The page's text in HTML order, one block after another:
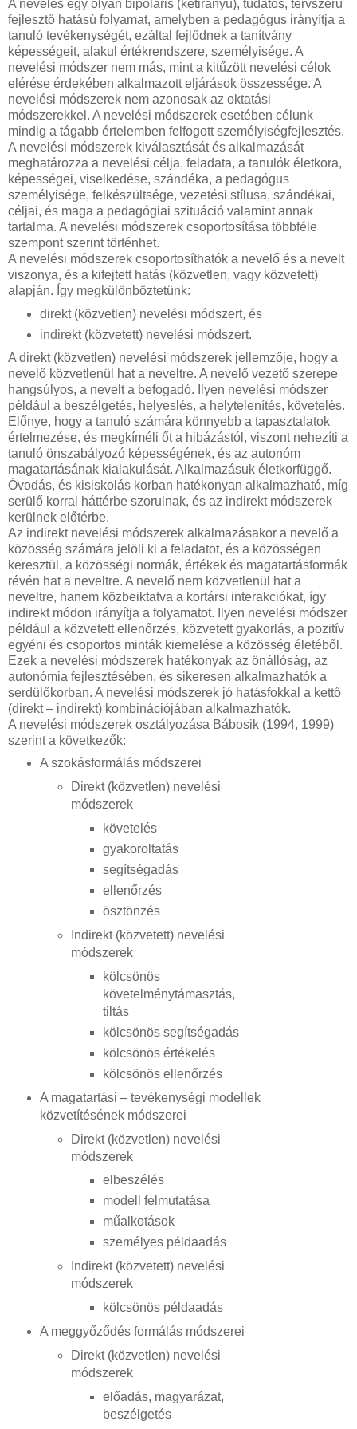
A nevelés egy olyan bipoláris (kétirányú), tudatos, tervszerű
fejlesztő hatású folyamat, amelyben a pedagógus irányítja a
tanuló tevékenységét, ezáltal fejlődnek a tanítvány
képességeit, alakul értékrendszere, személyisége. A
nevelési módszer nem más, mint a kitűzött nevelési célok
elérése érdekében alkalmazott eljárások összessége. A
nevelési módszerek nem azonosak az oktatási
módszerekkel. A nevelési módszerek esetében célunk
mindig a tágabb értelemben felfogott személyiségfejlesztés.
A nevelési módszerek kiválasztását és alkalmazását
meghatározza a nevelési célja, feladata, a tanulók életkora,
képességei, viselkedése, szándéka, a pedagógus
személyisége, felkészültsége, vezetési stílusa, szándékai,
céljai, és maga a pedagógiai szituáció valamint annak
tartalma. A nevelési módszerek csoportosítása többféle
szempont szerint történhet.
A nevelési módszerek csoportosíthatók a nevelő és a nevelt
viszonya, és a kifejtett hatás (közvetlen, vagy közvetett)
alapján. Így megkülönböztetünk:
direkt (közvetlen) nevelési módszert, és
indirekt (közvetett) nevelési módszert.
A direkt (közvetlen) nevelési módszerek jellemzője, hogy a
nevelő közvetlenül hat a neveltre. A nevelő vezető szerepe
hangsúlyos, a nevelt a befogadó. Ilyen nevelési módszer
például a beszélgetés, helyeslés, a helytelenítés, követelés.
Előnye, hogy a tanuló számára könnyebb a tapasztalatok
értelmezése, és megkíméli őt a hibázástól, viszont nehezíti a
tanuló önszabályozó képességének, és az autonóm
magatartásának kialakulását. Alkalmazásuk életkorfüggő.
Óvodás, és kisiskolás korban hatékonyan alkalmazható, míg
serülő korral háttérbe szorulnak, és az indirekt módszerek
kerülnek előtérbe.
Az indirekt nevelési módszerek alkalmazásakor a nevelő a
közösség számára jelöli ki a feladatot, és a közösségen
keresztül, a közösségi normák, értékek és magatartásformák
révén hat a neveltre. A nevelő nem közvetlenül hat a
neveltre, hanem közbeiktatva a kortársi interakciókat, így
indirekt módon irányítja a folyamatot. Ilyen nevelési módszer
például a közvetett ellenőrzés, közvetett gyakorlás, a pozitív
egyéni és csoportos minták kiemelése a közösség életéből.
Ezek a nevelési módszerek hatékonyak az önállóság, az
autonómia fejlesztésében, és sikeresen alkalmazhatók a
serdülőkorban. A nevelési módszerek jó hatásfokkal a kettő
(direkt – indirekt) kombinációjában alkalmazhatók.
A nevelési módszerek osztályozása Bábosik (1994, 1999)
szerint a következők:
A szokásformálás módszerei
Direkt (közvetlen) nevelési
módszerek
követelés
gyakoroltatás
segítségadás
ellenőrzés
ösztönzés
Indirekt (közvetett) nevelési
módszerek
kölcsönös
követelménytámasztás,
tiltás
kölcsönös segítségadás
kölcsönös értékelés
kölcsönös ellenőrzés
A magatartási – tevékenységi modellek
közvetítésének módszerei
Direkt (közvetlen) nevelési
módszerek
elbeszélés
modell felmutatása
műalkotások
személyes példaadás
Indirekt (közvetett) nevelési
módszerek
kölcsönös példaadás
A meggyőződés formálás módszerei
Direkt (közvetlen) nevelési
módszerek
előadás, magyarázat,
beszélgetés